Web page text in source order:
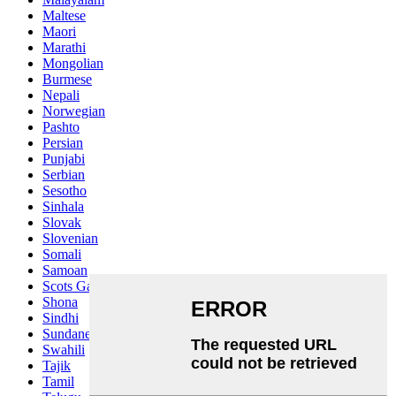
Maltese
Maori
Marathi
Mongolian
Burmese
Nepali
Norwegian
Pashto
Persian
Punjabi
Serbian
Sesotho
Sinhala
Slovak
Slovenian
Somali
Samoan
Scots Gaelic
Shona
Sindhi
Sundanese
Swahili
Tajik
Tamil